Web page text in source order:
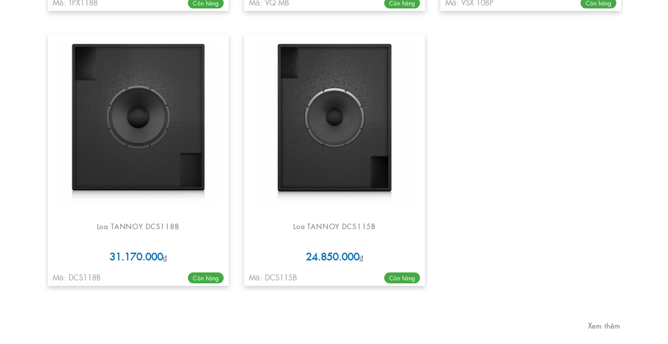
Còn hàng Còn hàng Còn hàng
Loa TANNOY DCS118B
31.170.000₫
Mã: DCS118B
Còn hàng
Loa TANNOY DCS115B
24.850.000₫
Mã: DCS115B
Còn hàng
Xem thêm